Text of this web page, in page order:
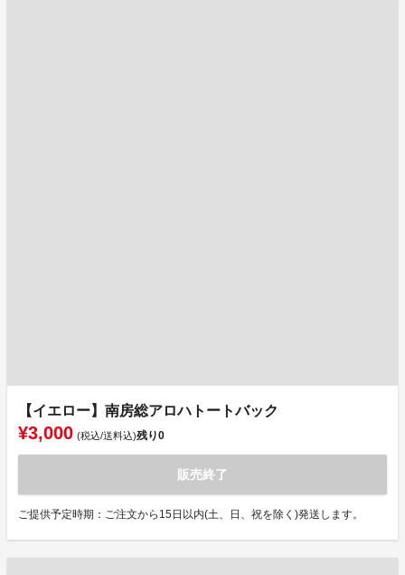
【イエロー】南房総アロハトートバック
¥3,000 (税込/送料込)残り0
販売終了
ご提供予定時期：ご注文から15日以内(土、日、祝を除く)発送します。